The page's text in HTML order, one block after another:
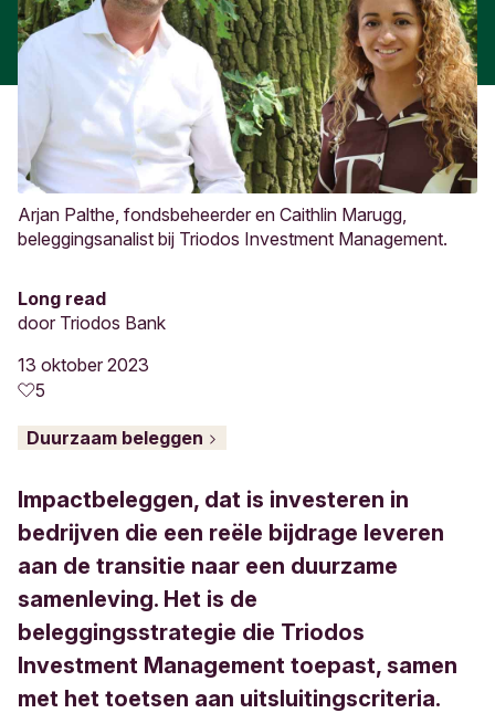
Arjan Palthe, fondsbeheerder en Caithlin Marugg,
beleggingsanalist bij Triodos Investment Management.
Long read
door Triodos Bank
13 oktober 2023
5
Duurzaam beleggen
Impactbeleggen, dat is investeren in
bedrijven die een reële bijdrage leveren
aan de transitie naar een duurzame
samenleving. Het is de
beleggingsstrategie die Triodos
Investment Management toepast, samen
met het toetsen aan uitsluitingscriteria.